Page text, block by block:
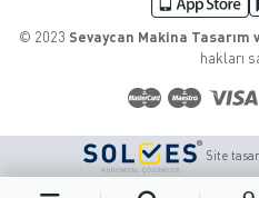
© 2023 Sevaycan Makina
hakları
Site